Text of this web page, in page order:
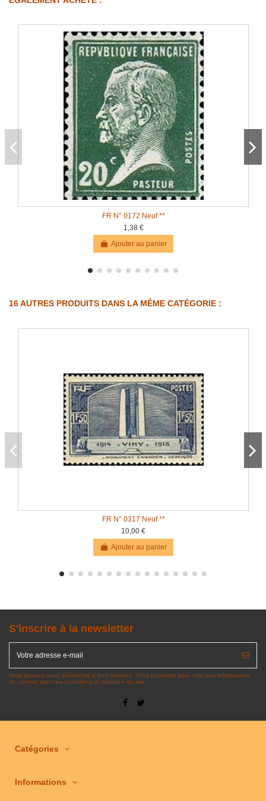
FR N° 0172 Neuf **
1,38 €
Ajouter au panier
16 AUTRES PRODUITS DANS LA MÊME CATÉGORIE :
FR N° 0317 Neuf **
10,00 €
Ajouter au panier
S'inscrire à la newsletter
Vous pouvez vous désinscrire à tout moment. Vous trouverez pour cela nos informations
de contact dans les conditions d'utilisation du site.
Catégories
Informations